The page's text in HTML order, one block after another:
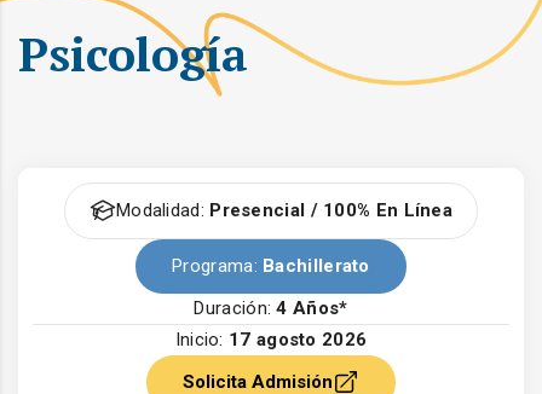
Psicología
Modalidad: Presencial / 100% En Línea
Programa: Bachillerato
Duración:4 Años*
Inicio: 17 agosto 2026
Solicita Admisión